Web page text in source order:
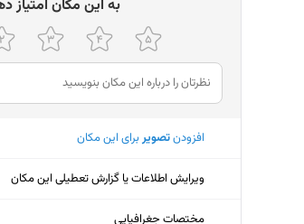
پنجشنبه
جمعه
شنبه
یکشنبه
ﺑﻪ اﯾﻦ ﻣﮑﺎن اﻣﺘﯿﺎز
افزودنتصویربرای این مکان
ویرایش اطلاعات یا گزارش تعطیلی این مکان
مختصات جغرافیایی